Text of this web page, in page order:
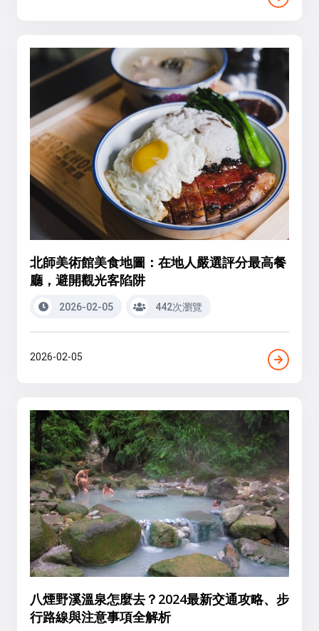
北師美術館美食地圖：在地人嚴選評分最高餐
廳，避開觀光客陷阱
2026-02-05 442次瀏覽
2026-02-05
八煙野溪溫泉怎麼去？2024最新交通攻略、步
行路線與注意事項全解析